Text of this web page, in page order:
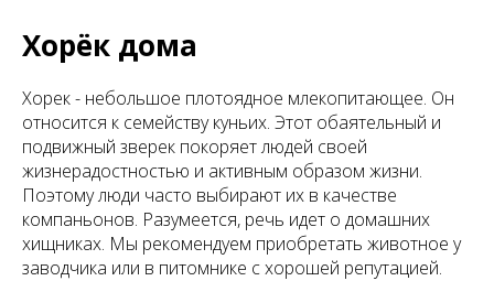
Хорёк дома
Хорек - небольшое плотоядное млекопитающее. Он
относится к семейству куньих. Этот обаятельный и
подвижный зверек покоряет людей своей
жизнерадостностью и активным образом жизни.
Поэтому люди часто выбирают их в качестве
компаньонов. Разумеется, речь идет о домашних
хищниках. Мы рекомендуем приобретать животное у
заводчика или в питомнике с хорошей репутацией.